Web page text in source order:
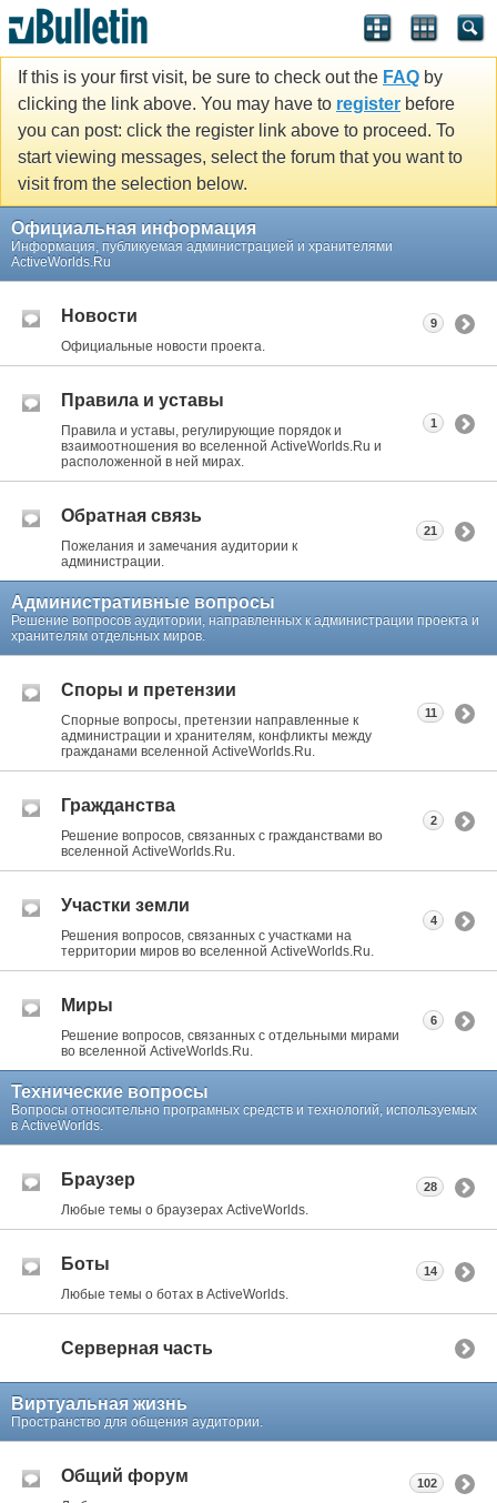
If this is your first visit, be sure to check out the FAQ by
clicking the link above. You may have to register before
you can post: click the register link above to proceed. To
start viewing messages, select the forum that you want to
visit from the selection below.
Официальная информация
Информация, публикуемая администрацией и хранителями
ActiveWorlds.Ru
Новости
Официальные новости проекта.
9
Правила и уставы
Правила и уставы, регулирующие порядок и
взаимоотношения во вселенной ActiveWorlds.Ru и
расположенной в ней мирах.
1
Обратная связь
Пожелания и замечания аудитории к
администрации.
21
Административные вопросы
Решение вопросов аудитории, направленных к администрации проекта и
хранителям отдельных миров.
Споры и претензии
Спорные вопросы, претензии направленные к
администрации и хранителям, конфликты между
гражданами вселенной ActiveWorlds.Ru.
11
Гражданства
Решение вопросов, связанных с гражданствами во
вселенной ActiveWorlds.Ru.
2
Участки земли
Решения вопросов, связанных с участками на
территории миров во вселенной ActiveWorlds.Ru.
4
Миры
Решение вопросов, связанных с отдельными мирами
во вселенной ActiveWorlds.Ru.
6
Технические вопросы
Вопросы относительно програмных средств и технологий, используемых
в ActiveWorlds.
Браузер
Любые темы о браузерах ActiveWorlds.
28
Боты
Любые темы о ботах в ActiveWorlds.
14
Серверная часть
Виртуальная жизнь
Пространство для общения аудитории.
Общий форум 102